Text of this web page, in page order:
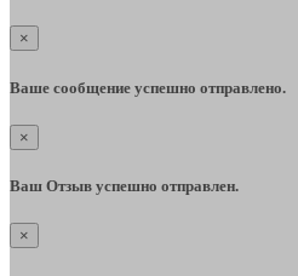
×
Ваше сообщение успешно отправлено.
×
Ваш Отзыв успешно отправлен.
×